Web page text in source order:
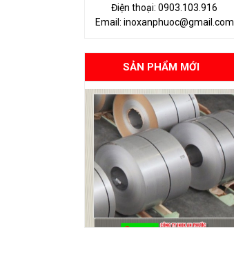
Điện thoại: 0903.103.916
Email: inoxanphuoc@gmail.com
SẢN PHẨM MỚI